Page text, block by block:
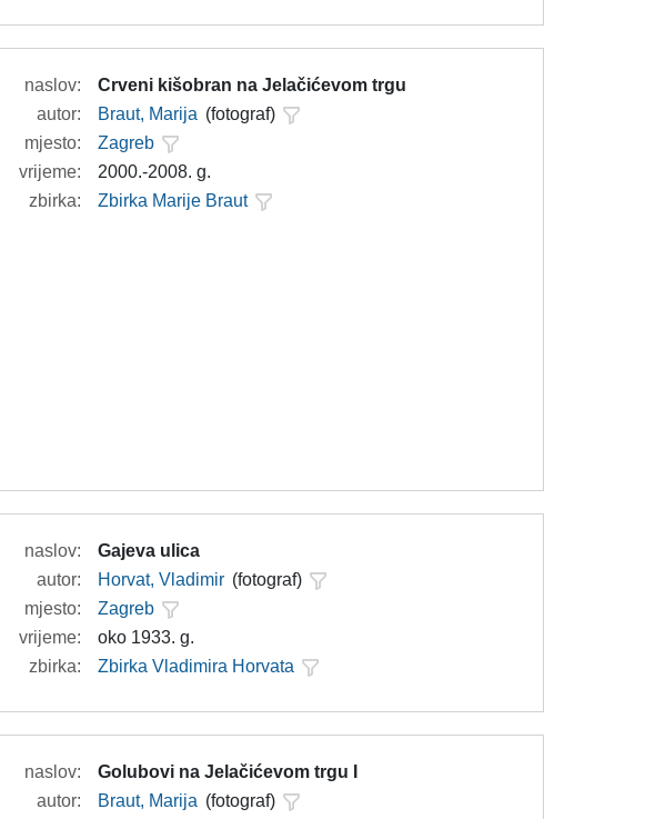
naslov:
Crveni kišobran na Jelačićevom trgu
autor:
Braut, Marija (fotograf)
mjesto:
Zagreb
vrijeme:
2000.-2008. g.
zbirka:
Zbirka Marije Braut
naslov:
Gajeva ulica
autor:
Horvat, Vladimir (fotograf)
mjesto:
Zagreb
vrijeme:
oko 1933. g.
zbirka:
Zbirka Vladimira Horvata
naslov:
Golubovi na Jelačićevom trgu I
autor:
Braut, Marija (fotograf)